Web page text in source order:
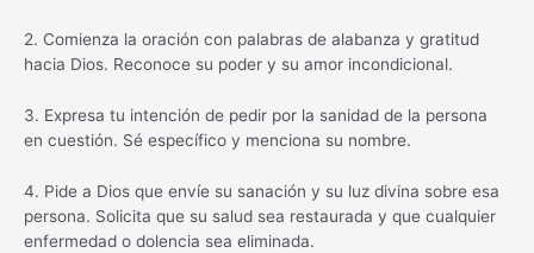
2. Comienza la oración con palabras de alabanza y gratitud
hacia Dios. Reconoce su poder y su amor incondicional.
3. Expresa tu intención de pedir por la sanidad de la persona
en cuestión. Sé específico y menciona su nombre.
4. Pide a Dios que envíe su sanación y su luz divina sobre esa
persona. Solicita que su salud sea restaurada y que cualquier
enfermedad o dolencia sea eliminada.